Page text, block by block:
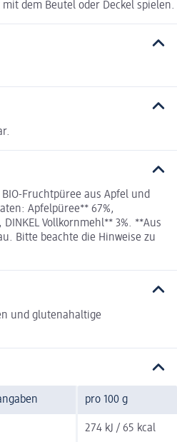
dem Beutel oder Deckel spielen.
Fruchtpüree aus Apfel und
Apfelpüree** 67%,
Vollkornmehl** 3%. **Aus
Bitte beachte die Hinweise zu
und glutenahaltige
pro 100 g
274 kJ / 65 kcal